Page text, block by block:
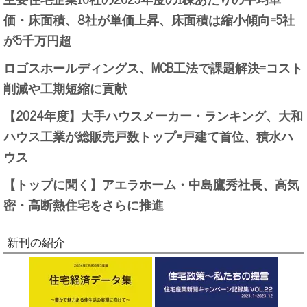
価・床面積、8社が単価上昇、床面積は縮小傾向=5社
が5千万円超
ロゴスホールディングス、MCB工法で課題解決=コスト
削減や工期短縮に貢献
【2024年度】大手ハウスメーカー・ランキング、大和
ハウス工業が総販売戸数トップ=戸建て首位、積水ハ
ウス
【トップに聞く】アエラホーム・中島鷹秀社長、高気
密・高断熱住宅をさらに推進
新刊の紹介